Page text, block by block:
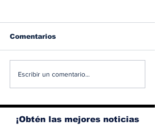
Albaisa deja la
Weaver tomará su
lugar
Comentarios
Escribir un comentario...
¡Obtén las mejores noticias